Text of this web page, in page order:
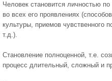
Человек становится личностью
во всех его проявлениях
культуры, приемов чувственного
т.д.).
Становление полноценной, т.е.
процесс длительный, сложный и